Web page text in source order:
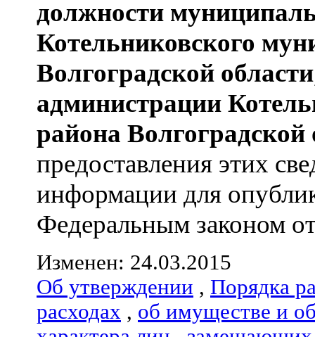
должности
Котельниковского
Волгоградской области
администрации
района Волгоградской
предоставления этих
информации для
Федеральным законом
Изменен: 24.03.2015
Об утверждении , Порядка
расходах , об имуществе и